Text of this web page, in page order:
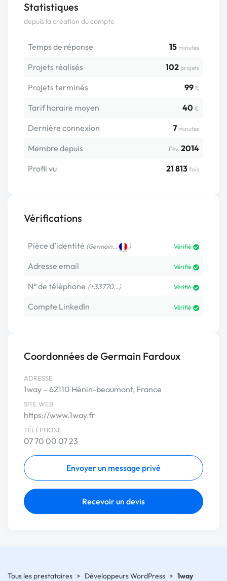
Statistiques
depuis la création du compte
Temps de réponse 15 minutes
Projets réalisés 102 projets
Projets terminés 99 %
Tarif horaire moyen 40 €
Dernière connexion 7 minutes
Membre depuis Fév. 2014
Profil vu
21 813 fois
Vérifications
Pièce d’identité (Germain… ) Vérifié
Adresse email Vérifié
N° de téléphone (+33770…) Vérifié
Compte LinkedIn Vérifié
Coordonnées de Germain Fardoux
ADRESSE
1way – 62110 Hénin-beaumont, France
SITE WEB
https://www.1way.fr
TÉLÉPHONE
07 70 00 07 23
Envoyer un message privé
Recevoir un devis
Tous les prestataires > Développeurs WordPress > 1way